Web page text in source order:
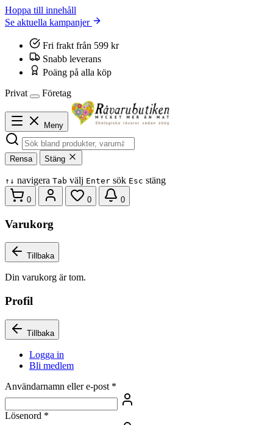
Hoppa till innehåll
Se aktuella kampanjer
Fri frakt från 599 kr
Snabb leverans
Poäng på alla köp
Privat
Företag
Meny
Rensa Stäng
↑ ↓ navigera Tab välj Enter sök Esc stäng
0 0 0
Varukorg
Tillbaka
Din varukorg är tom.
Profil
Tillbaka
Logga in
Bli medlem
Användarnamn eller e-post *
Lösenord *